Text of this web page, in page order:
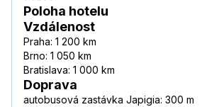
Poloha hotelu
Vzdálenost
Praha: 1 200 km
Brno: 1 050 km
Bratislava: 1 000 km
Doprava
autobusová zastávka Japigia: 300 m